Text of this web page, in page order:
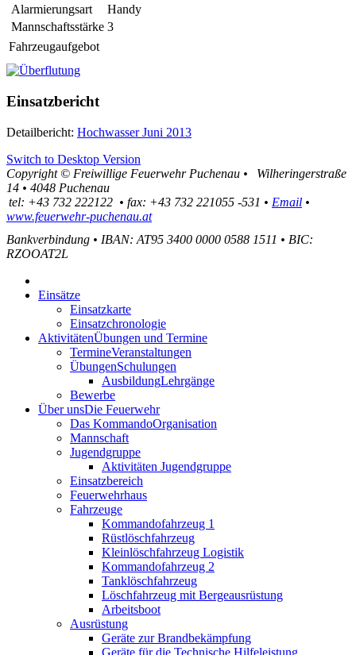
Alarmierungsart
Handy
Mannschaftsstärke 3
Fahrzeugaufgebot
Einsatzbericht
Detailbericht: Hochwasser Juni 2013
Switch to Desktop Version
Copyright © Freiwillige Feuerwehr Puchenau •
Wilheringerstraße
14 • 4048 Puchenau
tel: +43 732 222122 • fax: +43 732 221055 -531 • Email •
www.feuerwehr-puchenau.at
Bankverbindung • IBAN: AT95 3400 0000 0588 1511 • BIC:
RZOOAT2L
Einsätze
Einsatzkarte
Einsatzchronologie
AktivitätenÜbungen und Termine
TermineVeranstaltungen
ÜbungenSchulungen
AusbildungLehrgänge
Bewerbe
Über unsDie Feuerwehr
Das KommandoOrganisation
Mannschaft
Jugendgruppe
Aktivitäten Jugendgruppe
Einsatzbereich
Feuerwehrhaus
Fahrzeuge
Kommandofahrzeug 1
Rüstlöschfahrzeug
Kleinlöschfahrzeug Logistik
Kommandofahrzeug 2
Tanklöschfahrzeug
Löschfahrzeug mit Bergeausrüstung
Arbeitsboot
Ausrüstung
Geräte zur Brandbekämpfung
Geräte für die Technische Hilfeleistung